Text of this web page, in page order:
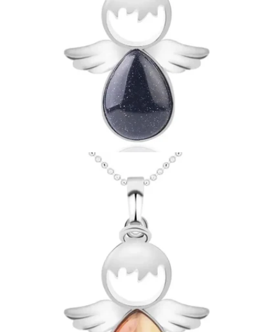
Ouvrir le média 11 en mode modal
Ouvrir le média 12 en mode modal